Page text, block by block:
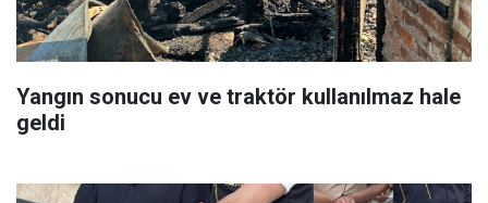
Yangın sonucu ev ve traktör kullanılmaz hale
geldi